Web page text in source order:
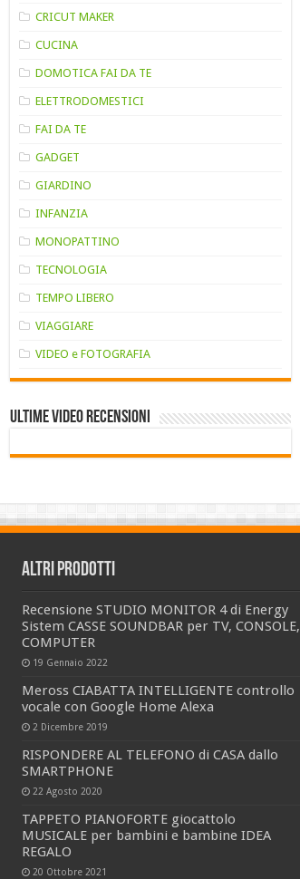
CRICUT MAKER
CUCINA
DOMOTICA FAI DA TE
ELETTRODOMESTICI
FAI DA TE
GADGET
GIARDINO
INFANZIA
MONOPATTINO
TECNOLOGIA
TEMPO LIBERO
VIAGGIARE
VIDEO e FOTOGRAFIA
Ultime VIDEO RECENSIONI
Altri prodotti
Recensione STUDIO MONITOR 4 di Energy
Sistem CASSE SOUNDBAR per TV, CONSOLE,
COMPUTER
19 Gennaio 2022
Meross CIABATTA INTELLIGENTE controllo
vocale con Google Home Alexa
2 Dicembre 2019
RISPONDERE AL TELEFONO di CASA dallo
SMARTPHONE
22 Agosto 2020
TAPPETO PIANOFORTE giocattolo
MUSICALE per bambini e bambine IDEA
REGALO
20 Ottobre 2021